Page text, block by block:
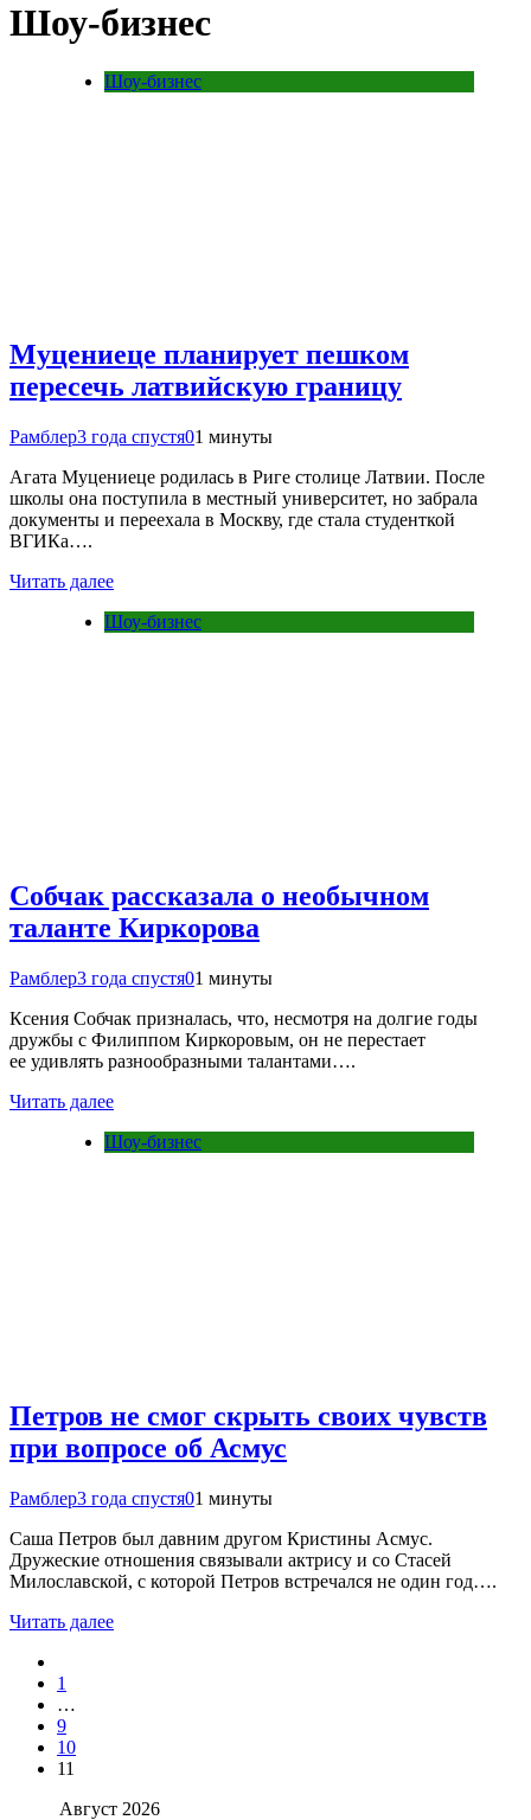
Шоу-бизнес
Шоу-бизнес
Муцениеце планирует пешком
пересечь латвийскую границу
Рамблер3 года спустя01 минуты
Агата Муцениеце родилась в Риге столице Латвии. После
школы она поступила в местный университет, но забрала
документы и переехала в Москву, где стала студенткой
ВГИКа….
Читать далее
Шоу-бизнес
Собчак рассказала о необычном
таланте Киркорова
Рамблер3 года спустя01 минуты
Ксения Собчак призналась, что, несмотря на долгие годы
дружбы с Филиппом Киркоровым, он не перестает
ее удивлять разнообразными талантами….
Читать далее
Шоу-бизнес
Петров не смог скрыть своих чувств
при вопросе об Асмус
Рамблер3 года спустя01 минуты
Саша Петров был давним другом Кристины Асмус.
Дружеские отношения связывали актрису и со Стасей
Милославской, с которой Петров встречался не один год….
Читать далее
1
…
9
10
11
Август 2026